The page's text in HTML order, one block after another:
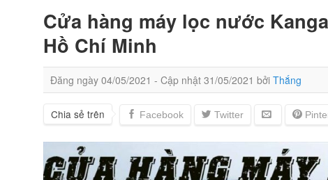
Cửa hàng máy lọc nước
Hồ Chí Minh
Đăng ngày 04/05/2021 - Cập nhật 31/05/2021 bởi Thắng
Chia sẻ trên